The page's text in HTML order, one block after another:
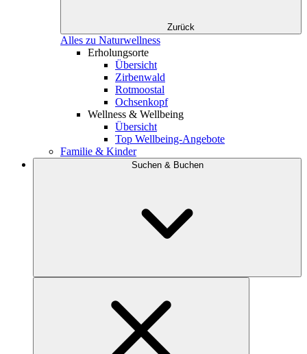
Zurück
Alles zu Naturwellness
Erholungsorte
Übersicht
Zirbenwald
Rotmoostal
Ochsenkopf
Wellness & Wellbeing
Übersicht
Top Wellbeing-Angebote
Familie & Kinder
Suchen & Buchen